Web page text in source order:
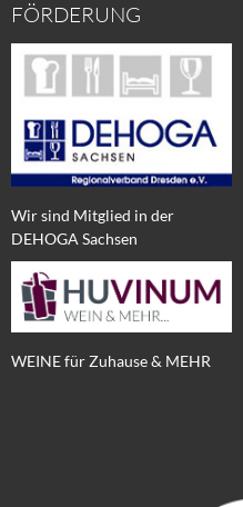
FÖRDERUNG
Wir sind Mitglied in der
DEHOGA Sachsen
WEINE für Zuhause & MEHR